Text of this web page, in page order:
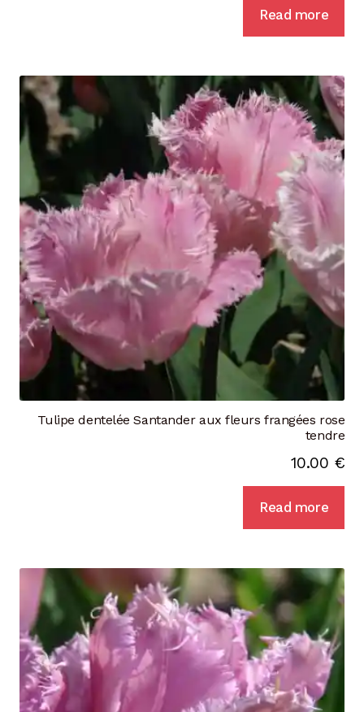
Read more
Tulipe dentelée Santander aux fleurs frangées rose
tendre
10.00 €
Read more